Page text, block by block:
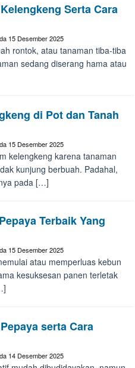
Serta Cara
15 Desember 2025
rontok, atau tanaman tiba-tiba
sedang diserang hama atau
di Pot dan Tanah
15 Desember 2025
kelengkeng karena tanaman
kunjung berbuah. Padahal,
pada […]
Terbaik Yang
15 Desember 2025
atau memperluas kebun
kesuksesan panen terletak
serta Cara
14 Desember 2025